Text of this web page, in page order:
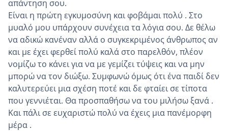
απάντηση σου.
Είναι η πρώτη εγκυμοσύνη και φοβάμαι πολύ . Στο
μυαλό μου υπάρχουν συνέχεια τα λόγια σου. Δε θέλω
να αδικώ κανέναν αλλά ο συγκεκριμένος άνθρωπος αν
και με έχει φερθεί πολύ καλά στο παρελθόν, πλέον
νομίζω το κάνει για να με γεμίζει τύψεις και να μην
μπορώ να τον διώξω. Συμφωνώ όμως ότι ένα παιδί δεν
καλυτερεύει μια σχέση ποτέ και δε φταίει σε τίποτα
που γεννιέται. Θα προσπαθήσω να του μιλήσω ξανά .
Και πάλι σε ευχαριστώ πολύ να έχεις μια πανέμορφη
μέρα .